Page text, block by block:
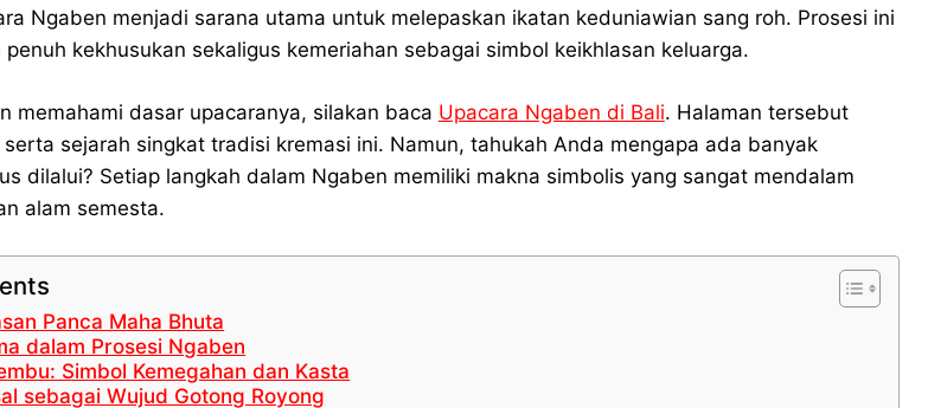
Ngaben menjadi sarana utama untuk melepaskan ikatan keduniawian sang roh. Prosesi ini
kekhusukan sekaligus kemeriahan sebagai simbol keikhlasan keluarga.
memahami dasar upacaranya, silakan baca Upacara Ngaben di Bali. Halaman tersebut
sejarah singkat tradisi kremasi ini. Namun, tahukah Anda mengapa ada banyak
dilalui? Setiap langkah dalam Ngaben memiliki makna simbolis yang sangat mendalam
alam semesta.
Panca Maha Bhuta
dalam Prosesi Ngaben
Simbol Kemegahan dan Kasta
sebagai Wujud Gotong Royong